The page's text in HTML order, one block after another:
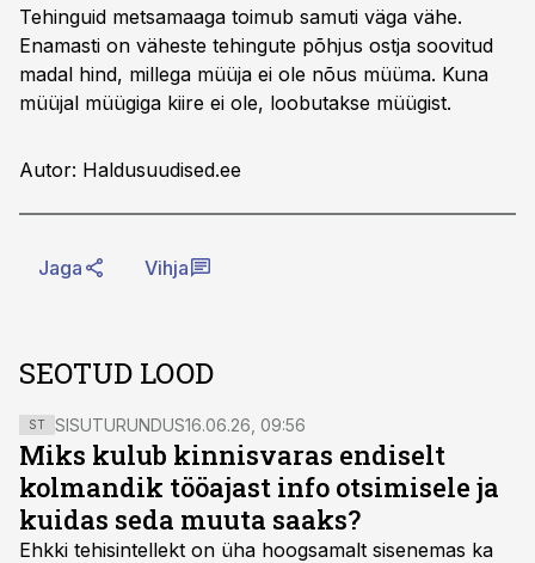
Tehinguid metsamaaga toimub samuti väga vähe.
Enamasti on väheste tehingute põhjus ostja soovitud
madal hind, millega müüja ei ole nõus müüma. Kuna
müüjal müügiga kiire ei ole, loobutakse müügist.
Autor: Haldusuudised.ee
Jaga Vihja
SEOTUD LOOD
ST SISUTURUNDUS16.06.26, 09:56
Miks kulub kinnisvaras endiselt
kolmandik tööajast info otsimisele ja
kuidas seda muuta saaks?
Ehkki tehisintellekt on üha hoogsamalt sisenemas ka